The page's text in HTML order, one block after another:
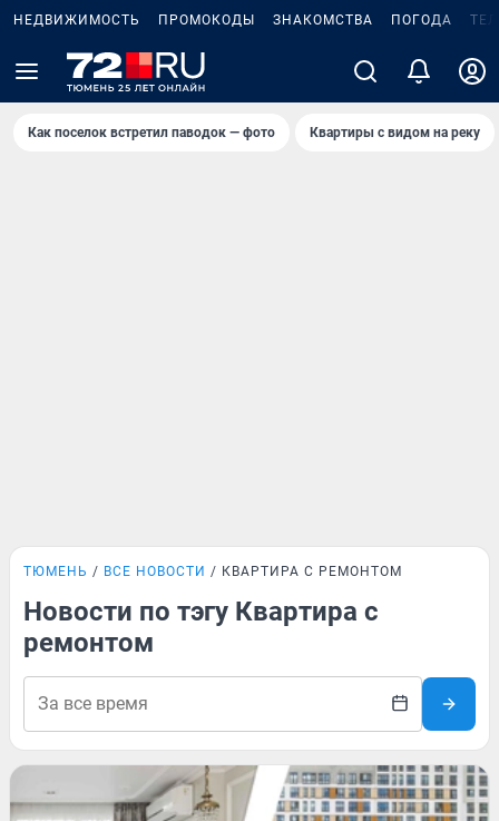
НЕДВИЖИМОСТЬ ПРОМОКОДЫ ЗНАКОМСТВА ПОГОДА
Как поселок встретил паводок — фото Квартиры с видом на реку
ТЮМЕНЬ ВСЕ НОВОСТИ КВАРТИРА С РЕМОНТОМ
Новости по тэгу Квартира с
ремонтом